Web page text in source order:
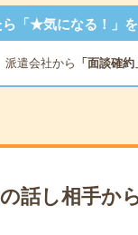
「★気になる！」を
派遣会社から 「面談確約
話し相手か